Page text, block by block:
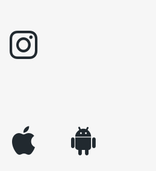
instagram
appleinc android